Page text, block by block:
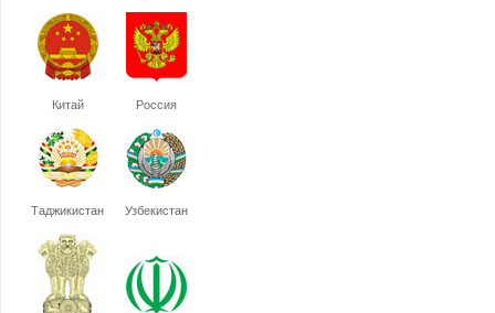
Китай Россия
Таджикистан Узбекистан